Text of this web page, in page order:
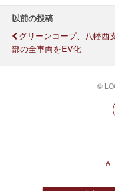
以前の投稿
グリーンコープ、八幡西
部の全車両をEV化
©